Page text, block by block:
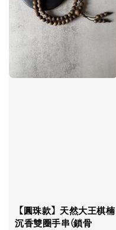
【圓珠款】天然大王棋楠
沉香雙圈手串(鎖骨